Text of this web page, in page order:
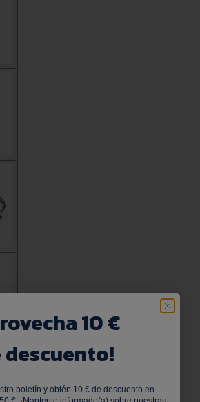
10 €
descuento!
boletín y obtén 10 € de descuento en